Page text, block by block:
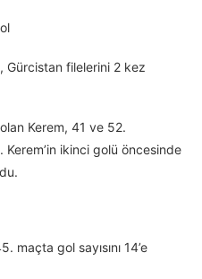
Gürcistan filelerini 2 kez
Kerem, 41 ve 52.
ikinci golü öncesinde
maçta gol sayısını 14’e